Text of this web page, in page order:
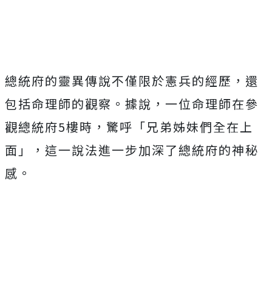
總統府的靈異傳說不僅限於憲兵的經歷，還
包括命理師的觀察。據說，一位命理師在參
觀總統府5樓時，驚呼「兄弟姊妹們全在上
面」，這一說法進一步加深了總統府的神秘
感。